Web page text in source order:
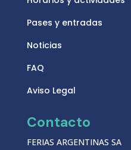
Pases y entradas
Noticias
FAQ
Aviso Legal
Contacto
FERIAS ARGENTINAS SA